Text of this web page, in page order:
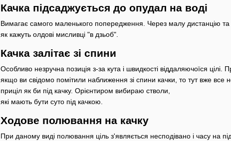
Качка підсаджується до опудал на воді
Вимагає самого маленького попередження. Через малу дистанцію
як кажуть олдові мисливці "в дзьоб".
Качка залітає зі спини
Особливо незручна позиція з-за кута і швидкості віддаляючоїся цілі.
якщо ви свідомо помітили наближення зі спини качки, то тут вже
приціл як би під качку. Орієнтиром вибираю стволи,
які мають бути суто під качкою.
Ходове полювання на качку
При даному виді полювання ціль з'являється несподівано і часу на